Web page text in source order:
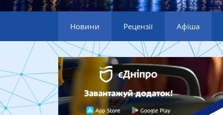
Новини Рецензії Афіша